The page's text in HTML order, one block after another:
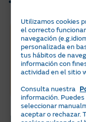
2 horas al día:
Ahorra
energía
Descubre las ventajas de
Calcula tu ahorro
Utilizamos cookies
el correcto
navegación
personalizada en
tus hábitos de
información con
actividad en el sitio
Consulta nuestra
información.
seleccionar
aceptar o rechazar.